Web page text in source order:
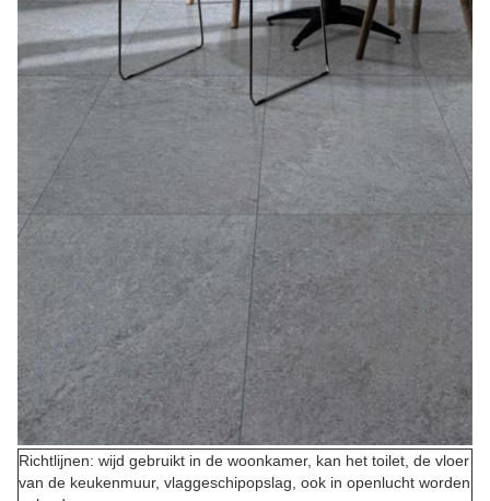
Richtlijnen: wijd gebruikt in de woonkamer, kan het toilet, de vloer
van de keukenmuur, vlaggeschipopslag, ook in openlucht worden